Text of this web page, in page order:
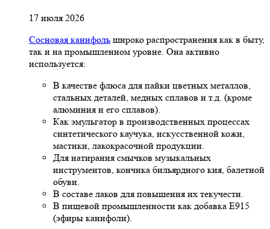
17 июля 2026
Сосновая канифоль широко распространения как в быту,
так и на промышленном уровне. Она активно
используется:
В качестве флюса для пайки цветных металлов,
стальных деталей, медных сплавов и т.д. (кроме
алюминия и его сплавов).
Как эмульгатор в производственных процессах
синтетического каучука, искусственной кожи,
мастики, лакокрасочной продукции.
Для натирания смычков музыкальных
инструментов, кончика бильярдного кия, балетной
обуви.
В составе лаков для повышения их текучести.
В пищевой промышленности как добавка Е915
(эфиры канифоли).